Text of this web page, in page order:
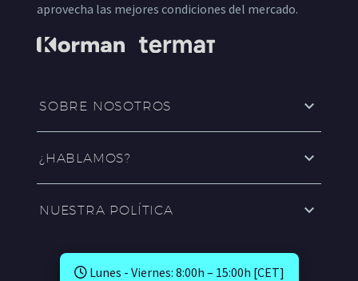
aprovecha las mejores condiciones del mercado.
SOBRE NOSOTROS
¿HABLAMOS?
NUESTRA POLÍTICA
Lunes - Viernes: 8:00h – 15:00h [CET]